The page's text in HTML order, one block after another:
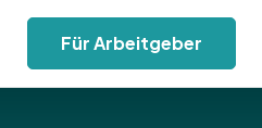
Für Arbeitgeber